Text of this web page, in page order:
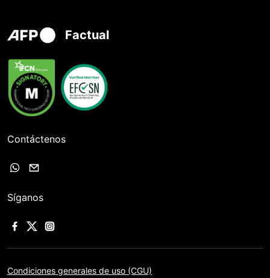
Factual
Contáctenos
Síganos
Condiciones generales de uso (CGU)